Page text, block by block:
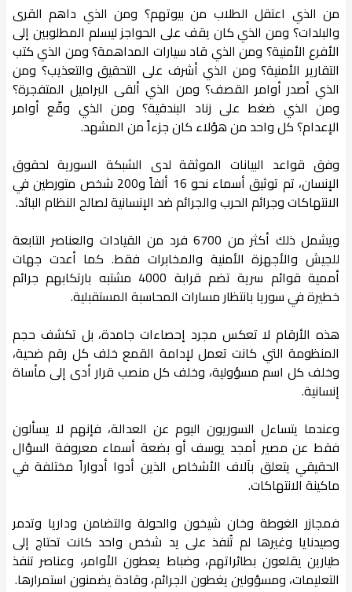
من الذي اعتقل الطلاب من بيوتهم؟ ومن الذي داهم القرى
والبلدات؟ ومن الذي كان يقف على الحواجز ليسلم المطلوبين إلى
الأفرع الأمنية؟ ومن الذي قاد سيارات المداهمة؟ ومن الذي كتب
التقارير الأمنية؟ ومن الذي أشرف على التحقيق والتعذيب؟ ومن
الذي أصدر أوامر القصف؟ ومن الذي ألقى البراميل المتفجرة؟
ومن الذي ضغط على زناد البندقية؟ ومن الذي وقّع أوامر
الإعدام؟ كل واحد من هؤلاء كان جزءاً من المشهد.
وفق قواعد البيانات الموثقة لدى الشبكة السورية لحقوق
الإنسان، تم توثيق أسماء نحو 16 ألفاً و200 شخص متورطين في
الانتهاكات وجرائم الحرب والجرائم ضد الإنسانية لصالح النظام البائد.
ويشمل ذلك أكثر من 6700 فرد من القيادات والعناصر التابعة
للجيش والأجهزة الأمنية والمخابرات فقط. كما أعدت جهات
أممية قوائم سرية تضم قرابة 4000 مشتبه بارتكابهم جرائم
خطيرة في سوريا بانتظار مسارات المحاسبة المستقبلية.
هذه الأرقام لا تعكس مجرد إحصاءات جامدة، بل تكشف حجم
المنظومة التي كانت تعمل لإدامة القمع خلف كل رقم ضحية،
وخلف كل اسم مسؤولية، وخلف كل منصب قرار أدى إلى مأساة
إنسانية.
وعندما يتساءل السوريون اليوم عن العدالة، فإنهم لا يسألون
فقط عن مصير أمجد يوسف أو بضعة أسماء معروفة السؤال
الحقيقي يتعلق بآلاف الأشخاص الذين أدوا أدواراً مختلفة في
ماكينة الانتهاكات.
فمجازر الغوطة وخان شيخون والحولة والتضامن وداريا وتدمر
وصيدنايا وغيرها لم تُنفذ على يد شخص واحد كانت تحتاج إلى
طيارين يقلعون بطائراتهم، وضباط يعطون الأوامر، وعناصر تنفذ
التعليمات، ومسؤولين يغطون الجرائم، وقادة يضمنون استمرارها.